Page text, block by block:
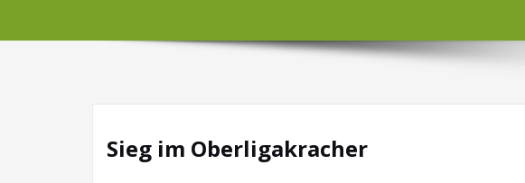
Sieg im Oberligakracher